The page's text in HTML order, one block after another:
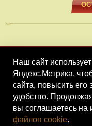
МЕНЮ
КАТАЛОГ ТОВАРОВ
КОНТАКТЫ
Наш сайт
Яндекс.Метрика,
сайта, повысить его
удобство.
вы соглашаетесь на
файлов cookie.